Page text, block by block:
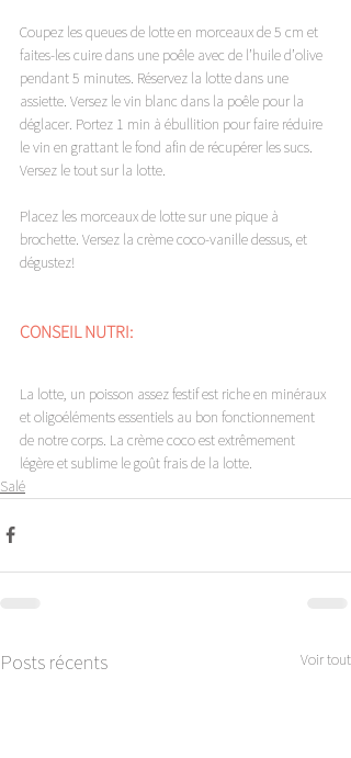
Coupez les queues de lotte en morceaux de 5 cm et
faites-les cuire dans une poêle avec de l’huile d’olive
pendant 5 minutes. Réservez la lotte dans une
assiette. Versez le vin blanc dans la poêle pour la
déglacer. Portez 1 min à ébullition pour faire réduire
le vin en grattant le fond afin de récupérer les sucs.
Versez le tout sur la lotte.
Placez les morceaux de lotte sur une pique à
brochette. Versez la crème coco-vanille dessus, et
dégustez!
CONSEIL NUTRI:
La lotte, un poisson assez festif est riche en minéraux
et oligoéléments essentiels au bon fonctionnement
de notre corps. La crème coco est extrêmement
légère et sublime le goût frais de la lotte.
Salé
Posts récents Voir tout